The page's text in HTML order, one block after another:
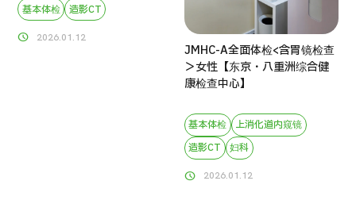
基本体检 造影CT
2026.01.12
JMHC-A全面体检<含胃镜检查
＞女性【东京・八重洲综合健
康检查中心】
基本体检
上消化道内窥镜
造影CT
妇科
2026.01.12